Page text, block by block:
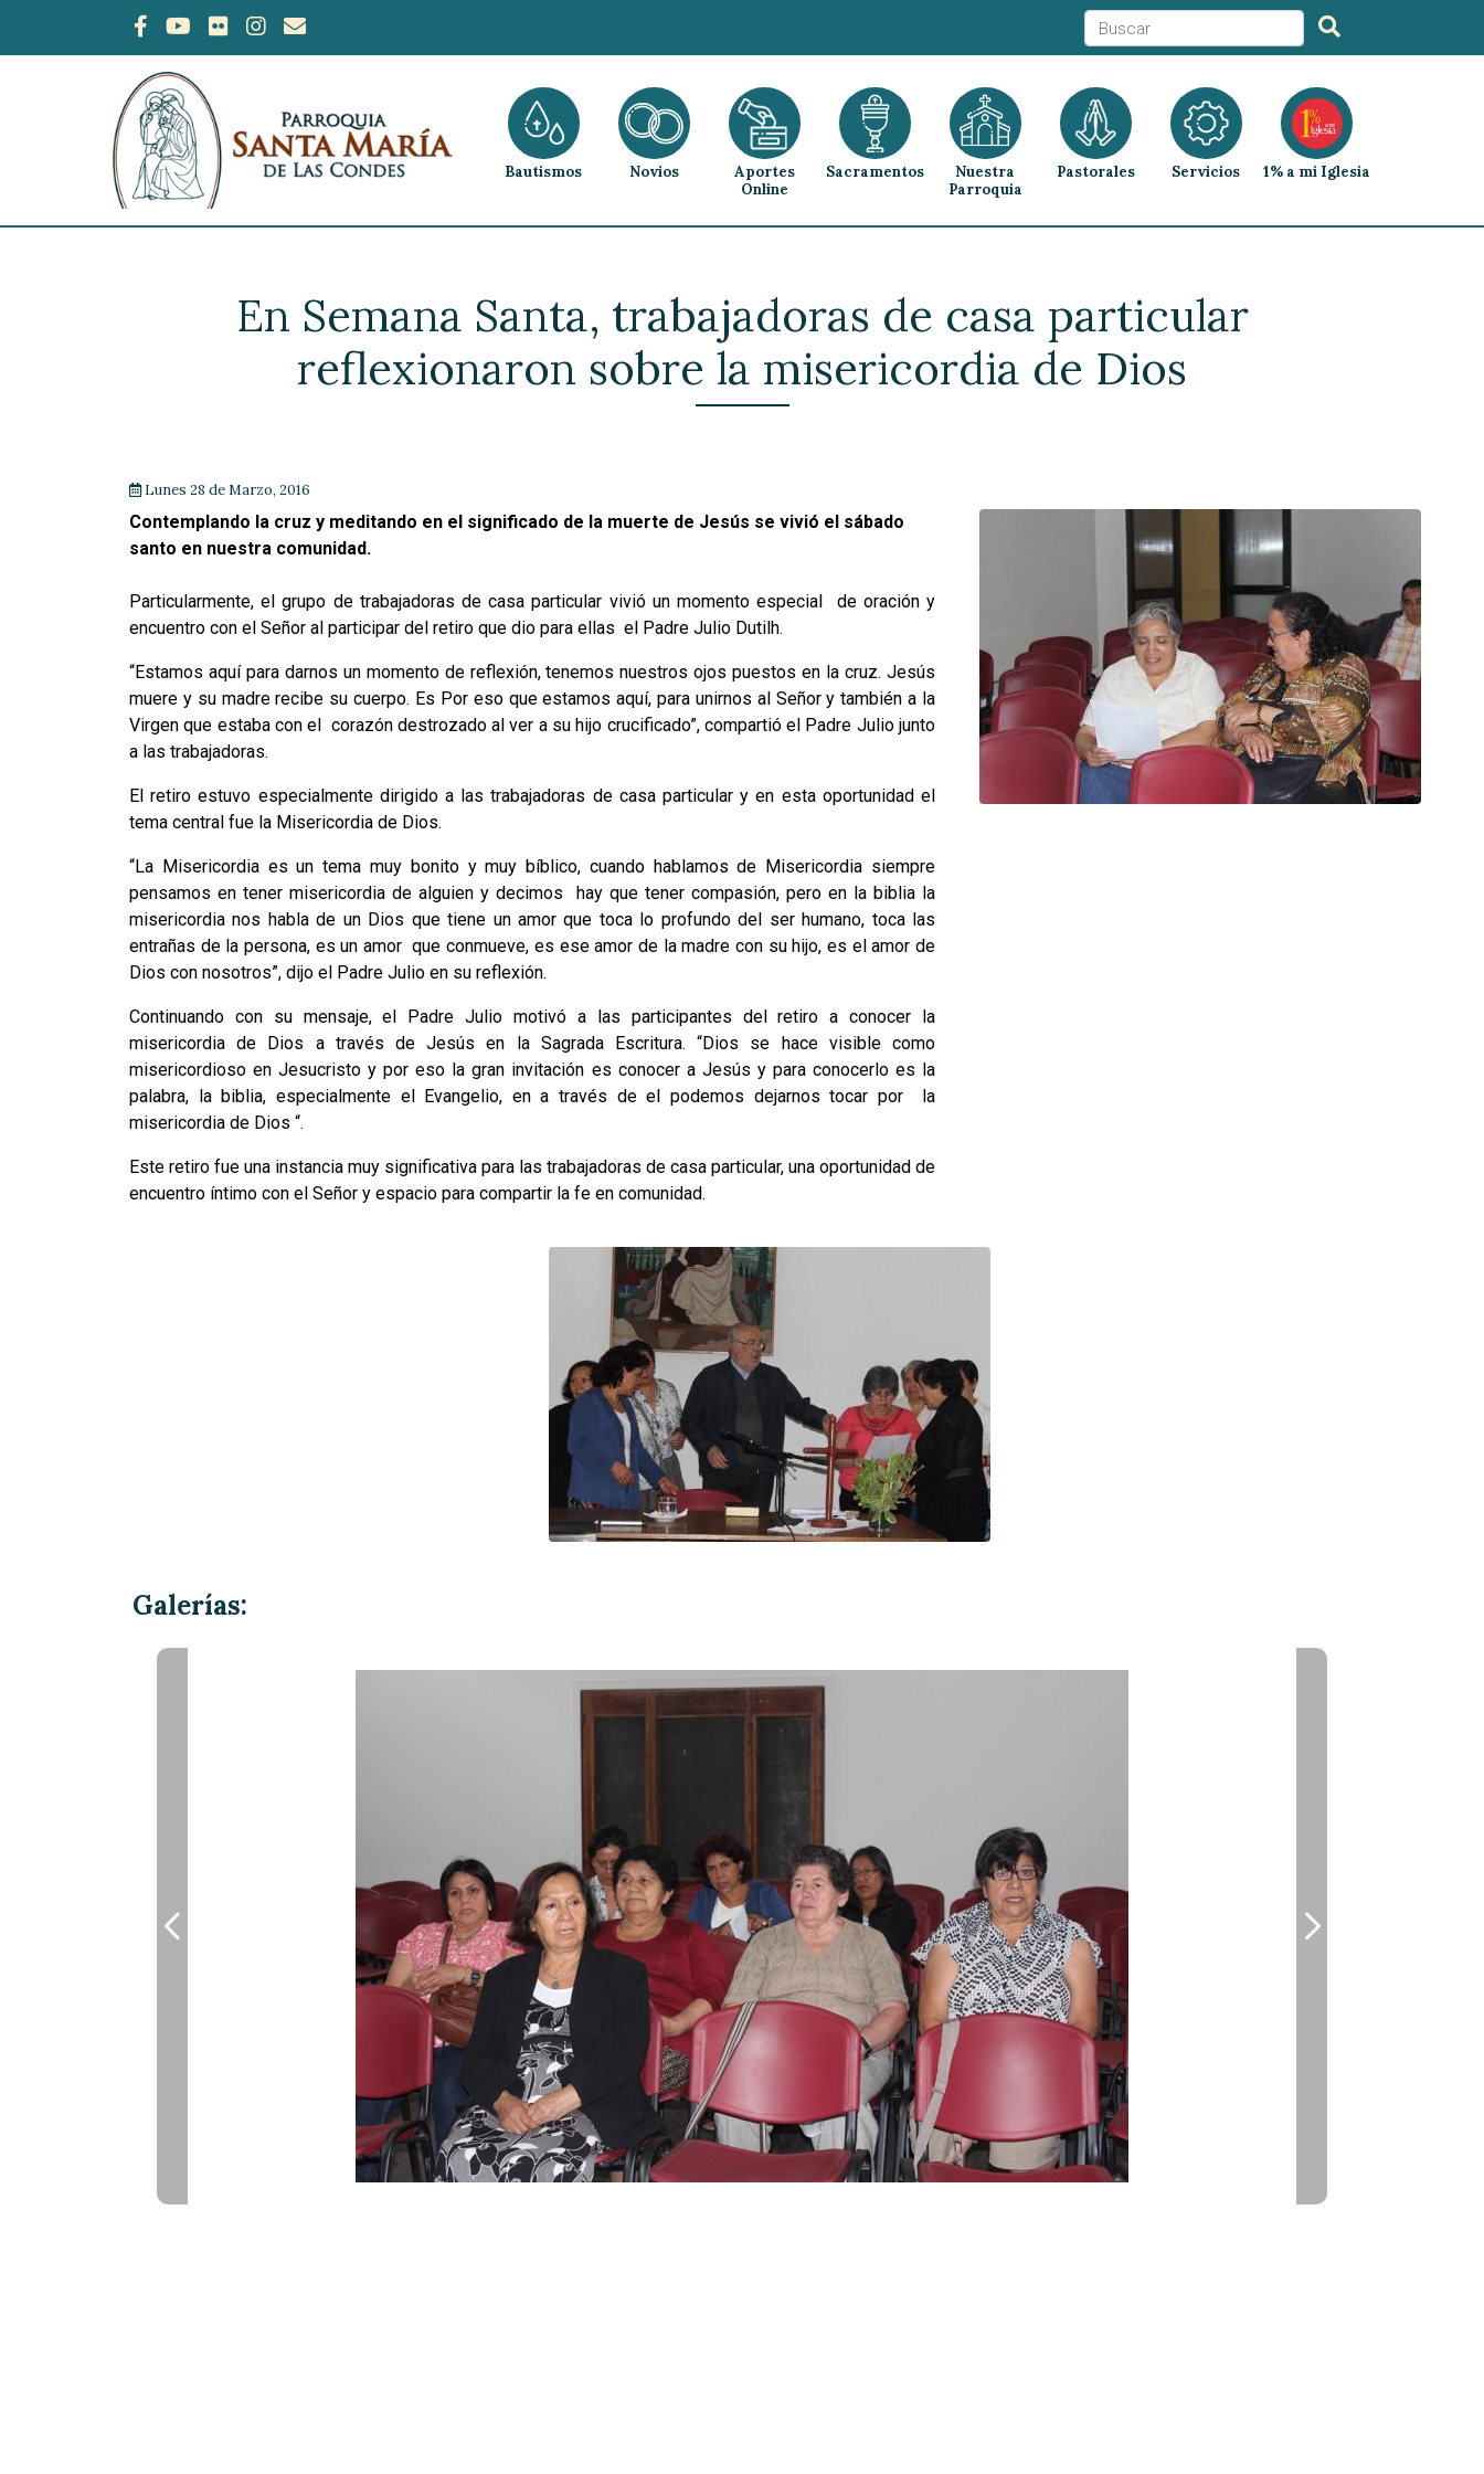
Bautismos Novios
Aportes
Online
Sacramentos
Nuestra
Parroquia
Pastorales Servicios 1% a mi Iglesia
En Semana Santa, trabajadoras de casa particular
reflexionaron sobre la misericordia de Dios
Lunes 28 de Marzo, 2016
Contemplando la cruz y meditando en el significado de la muerte de Jesús se vivió el sábado
santo en nuestra comunidad.
Particularmente, el grupo de trabajadoras de casa particular vivió un momento especial de oración y
encuentro con el Señor al participar del retiro que dio para ellas el Padre Julio Dutilh.
“Estamos aquí para darnos un momento de reflexión, tenemos nuestros ojos puestos en la cruz. Jesús
muere y su madre recibe su cuerpo. Es Por eso que estamos aquí, para unirnos al Señor y también a la
Virgen que estaba con el corazón destrozado al ver a su hijo crucificado”, compartió el Padre Julio junto
a las trabajadoras.
El retiro estuvo especialmente dirigido a las trabajadoras de casa particular y en esta oportunidad el
tema central fue la Misericordia de Dios.
“La Misericordia es un tema muy bonito y muy bíblico, cuando hablamos de Misericordia siempre
pensamos en tener misericordia de alguien y decimos hay que tener compasión, pero en la biblia la
misericordia nos habla de un Dios que tiene un amor que toca lo profundo del ser humano, toca las
entrañas de la persona, es un amor que conmueve, es ese amor de la madre con su hijo, es el amor de
Dios con nosotros”, dijo el Padre Julio en su reflexión.
Continuando con su mensaje, el Padre Julio motivó a las participantes del retiro a conocer la
misericordia de Dios a través de Jesús en la Sagrada Escritura. “Dios se hace visible como
misericordioso en Jesucristo y por eso la gran invitación es conocer a Jesús y para conocerlo es la
palabra, la biblia, especialmente el Evangelio, en a través de el podemos dejarnos tocar por la
misericordia de Dios “.
Este retiro fue una instancia muy significativa para las trabajadoras de casa particular, una oportunidad de
encuentro íntimo con el Señor y espacio para compartir la fe en comunidad.
Galerías: